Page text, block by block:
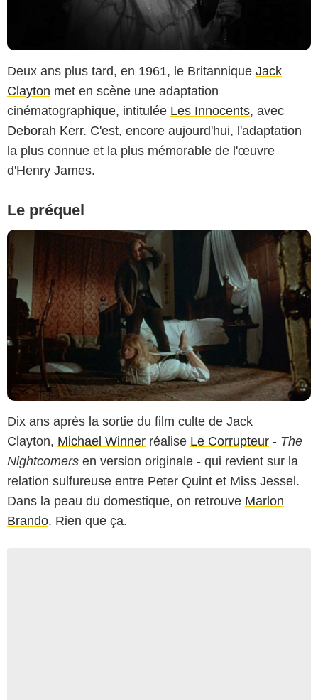
Deux ans plus tard, en 1961, le Britannique Jack
Clayton met en scène une adaptation
cinématographique, intitulée Les Innocents, avec
Deborah Kerr. C'est, encore aujourd'hui, l'adaptation
la plus connue et la plus mémorable de l'œuvre
d'Henry James.
Le préquel
Dix ans après la sortie du film culte de Jack
Clayton, Michael Winner réalise Le Corrupteur - The
Nightcomers en version originale - qui revient sur la
relation sulfureuse entre Peter Quint et Miss Jessel.
Dans la peau du domestique, on retrouve Marlon
Brando. Rien que ça.